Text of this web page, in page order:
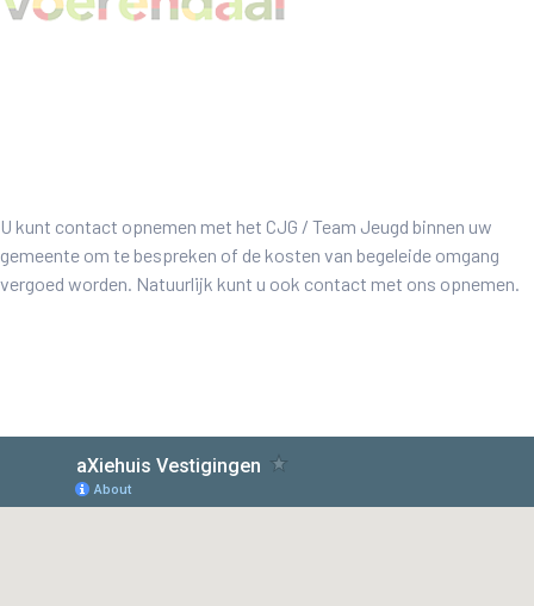
U kunt contact opnemen met het CJG / Team Jeugd binnen uw
gemeente om te bespreken of de kosten van begeleide omgang
vergoed worden. Natuurlijk kunt u ook contact met ons opnemen.